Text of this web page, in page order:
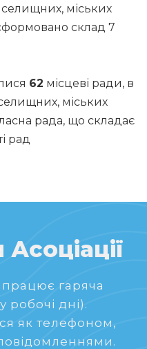
селищних, міських
склад 7
62 місцеві ради, в
міських
рада, що складає
рад
Асоціації
працює гаряча
робочі дні).
як телефоном,